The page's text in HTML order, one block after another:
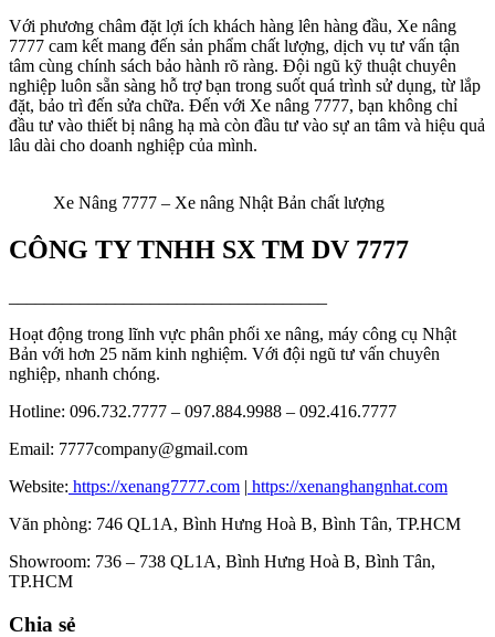
Với phương châm đặt lợi ích khách hàng lên hàng đầu, Xe nâng
7777 cam kết mang đến sản phẩm chất lượng, dịch vụ tư vấn tận
tâm cùng chính sách bảo hành rõ ràng. Đội ngũ kỹ thuật chuyên
nghiệp luôn sẵn sàng hỗ trợ bạn trong suốt quá trình sử dụng, từ lắp
đặt, bảo trì đến sửa chữa. Đến với Xe nâng 7777, bạn không chỉ
đầu tư vào thiết bị nâng hạ mà còn đầu tư vào sự an tâm và hiệu quả
lâu dài cho doanh nghiệp của mình.
Xe Nâng 7777 – Xe nâng Nhật Bản chất lượng
CÔNG TY TNHH SX TM DV 7777
Hoạt động trong lĩnh vực phân phối xe nâng, máy công cụ Nhật
Bản với hơn 25 năm kinh nghiệm. Với đội ngũ tư vấn chuyên
nghiệp, nhanh chóng.
Hotline: 096.732.7777 – 097.884.9988 – 092.416.7777
Email: 7777company@gmail.com
Website: https://xenang7777.com | https://xenanghangnhat.com
Văn phòng: 746 QL1A, Bình Hưng Hoà B, Bình Tân, TP.HCM
Showroom: 736 – 738 QL1A, Bình Hưng Hoà B, Bình Tân,
TP.HCM
Chia sẻ